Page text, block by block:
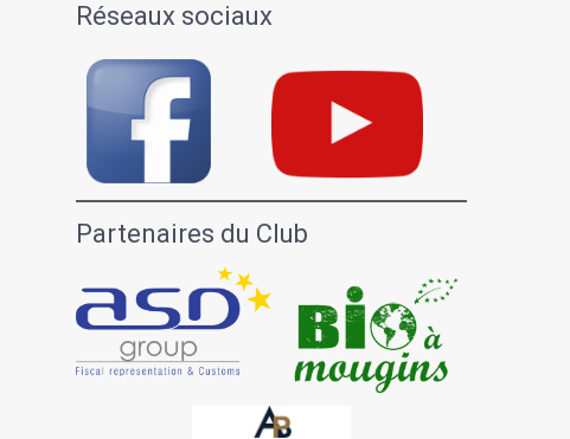
Réseaux sociaux
Partenaires du Club